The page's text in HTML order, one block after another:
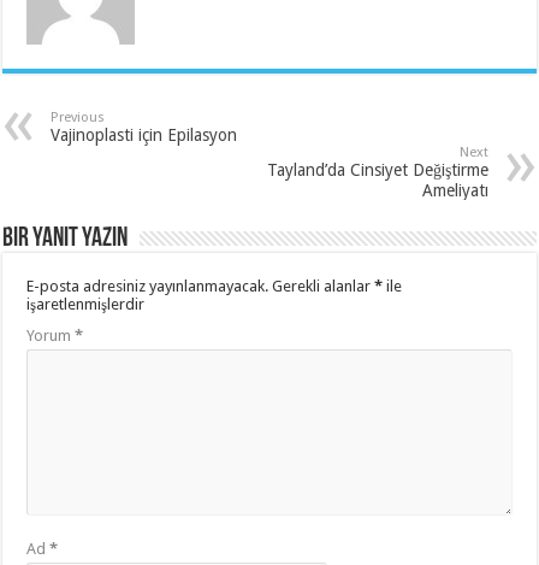
Previous
Vajinoplasti için Epilasyon
Next
Tayland’da Cinsiyet Değiştirme
Ameliyatı
Bir yanıt yazın
E-posta adresiniz yayınlanmayacak. Gerekli alanlar* ile
işaretlenmişlerdir
Yorum*
Ad*